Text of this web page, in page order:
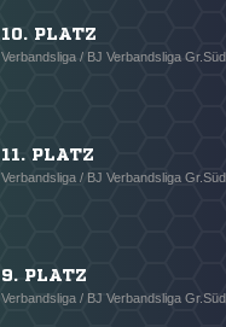
10. PLATZ
Verbandsliga / BJ Verbandsliga Gr.Süd
11. PLATZ
Verbandsliga / BJ Verbandsliga Gr.Süd
9. PLATZ
Verbandsliga / BJ Verbandsliga Gr.Süd